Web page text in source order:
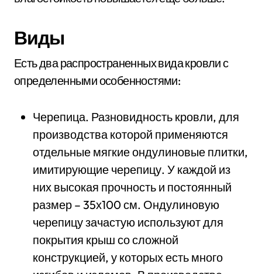
Виды
Есть два распространенных вида кровли с
определенными особенностями:
Черепица. Разновидность кровли, для
производства которой применяются
отдельные мягкие ондулиновые плитки,
имитирующие черепицу. У каждой из
них высокая прочность и постоянный
размер – 35х100 см. Ондулиновую
черепицу зачастую используют для
покрытия крыш со сложной
конструкцией, у которых есть много